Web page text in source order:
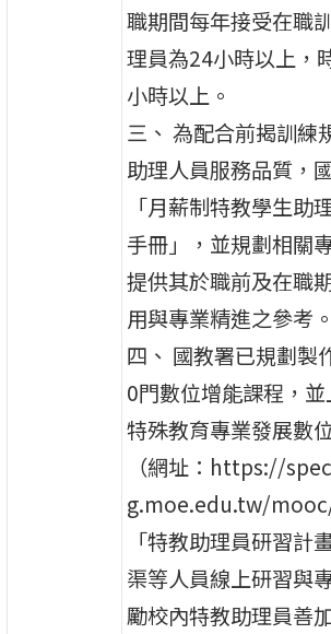
職期間每年接受在職
理員為24小時以上，
小時以上。
三、 為配合前揭訓練
助理人員服務品質，
「月薪制特教學生助
手冊」，並規劃相關
提供其於職前及在職
用與專業精進之參考。
四、 國教署已規劃製
0門數位增能課程，
特殊教育專業發展數
（網址：https://
g.moe.edu.tw/
「特教助理員研習計
渠等人員線上研習與
勵校內特教助理員善